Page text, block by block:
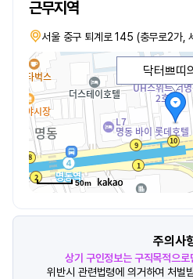
근무지역
서울 중구 퇴계로 145 (충무로2가,
닥터쁘띠
50m
주의사
상기 구인정보는 구직목적으
위반시 관련법령에 의거하여 처벌